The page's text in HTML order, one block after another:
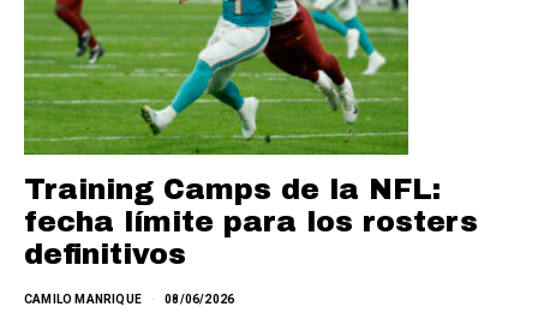
Training Camps de la NFL:
fecha límite para los rosters
definitivos
CAMILO MANRIQUE 08/06/2026